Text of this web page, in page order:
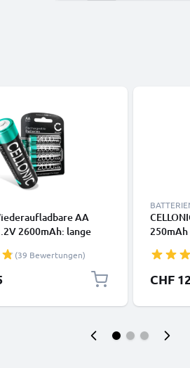
AA
2600mAh: lange
Telefon GPS
-
(39 Bewertungen)
250mAh
6F22 /
CHF